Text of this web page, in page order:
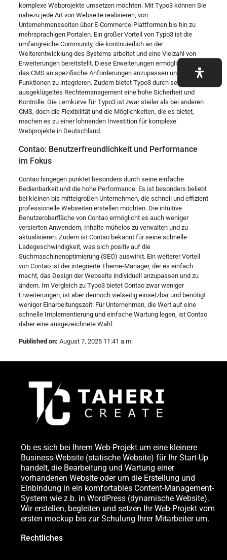
komplexe Webprojekte umsetzen möchten. Mit Typo3 können Sie
nahezu jede Art von Webseite realisieren, von
Unternehmensseiten über E-Commerce-Plattformen bis hin zu
mehrsprachigen Portalen. Ein großer Vorteil von Typo3 ist die
umfangreiche Community, die kontinuierlich an der
Weiterentwicklung des Systems arbeitet und eine Vielzahl von
Erweiterungen bereitstellt. Diese Erweiterungen ermöglichen es,
das CMS an spezifische Anforderungen anzupassen und neue
Funktionen zu integrieren. Zudem bietet Typo3 durch sein
ausgeklügeltes Rechtemanagement eine hohe Sicherheit und
Kontrolle. Die Lernkurve für Typo3 ist zwar steiler als bei anderen
CMS, doch die Flexibilität und die Möglichkeiten, die es bietet,
machen es zu einer lohnenden Investition für komplexe
Webprojekte in Deutschland.
Contao: Benutzerfreundlichkeit und Performance
im Fokus
Contao hingegen punktet besonders durch seine einfache
Bedienbarkeit und die hohe Performance. Es ist besonders beliebt
bei kleinen bis mittelgroßen Unternehmen, die schnell und effizient
professionelle Webseiten erstellen möchten. Die intuitive
Benutzeroberfläche von Contao ermöglicht es auch weniger
versierten Anwendern, Inhalte mühelos zu verwalten und zu
aktualisieren. Zudem ist Contao bekannt für seine schnelle
Ladegeschwindigkeit, was sich positiv auf die
Suchmaschinenoptimierung (SEO) auswirkt. Ein weiterer Vorteil
von Contao ist der integrierte Theme-Manager, der es einfach
macht, das Design der Webseite individuell anzupassen und zu
ändern. Im Vergleich zu Typo3 bietet Contao zwar weniger
Erweiterungen, ist aber dennoch vielseitig einsetzbar und benötigt
weniger Einarbeitungszeit. Für Unternehmen, die Wert auf eine
schnelle Implementierung und einfache Wartung legen, ist Contao
daher eine ausgezeichnete Wahl.
Published on: August 7, 2025 11:41 a.m.
Ob es sich bei Ihrem Web-Projekt um eine kleinere
Business-Website (statische Website) für Ihr Start-Up
handelt, die Bearbeitung und Wartung einer
vorhandenen Website oder um die Erstellung und
Einbindung in ein komfortables Content-Management-
System wie z.b. in WordPress (dynamische Website).
Wir erstellen, begleiten und setzen Ihr Web-Projekt vom
ersten mockup bis zur Schulung Ihrer Mitarbeiter um.
Rechtliches